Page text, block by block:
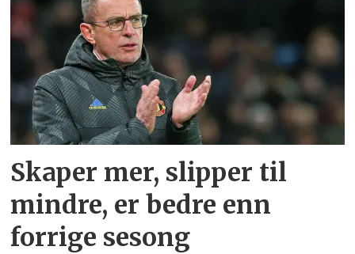
Skaper mer, slipper til
mindre, er bedre enn
forrige sesong